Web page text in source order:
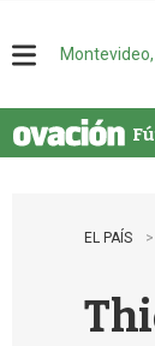
u
Montevideo,
EL PAÍS